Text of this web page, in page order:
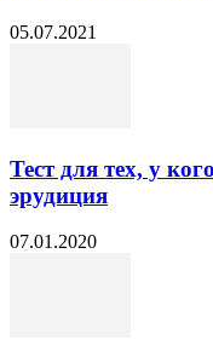
05.07.2021
Тест для тех, у
эрудиция
07.01.2020